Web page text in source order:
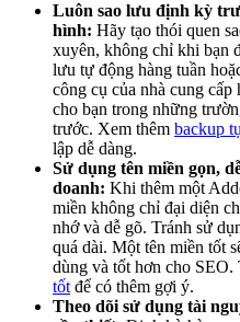
Luôn sao lưu định kỳ
hình: Hãy tạo thói quen
xuyên, không chỉ khi bạn
lưu tự động hàng tuần
công cụ của nhà cung
cho bạn trong những
trước. Xem thêm backup
lập dễ dàng.
Sử dụng tên miền gọn,
doanh: Khi thêm một
miền không chỉ đại diện
nhớ và dễ gõ. Tránh sử
quá dài. Một tên miền tốt
dùng và tốt hơn cho SEO.
tốt để có thêm gợi ý.
Theo dõi sử dụng tài